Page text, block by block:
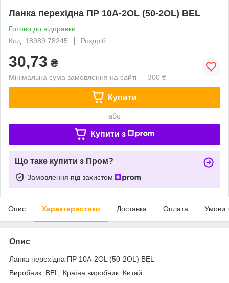
Ланка перехідна ПР 10A-2OL (50-2OL) BEL
Готово до відправки
Код: 18989.78245
Роздріб
30,73 ₴
Мінімальна сума замовлення на сайті — 300 ₴
Купити
або
Купити з
Що таке купити з Пром?
Замовлення під захистом
Опис Характеристики Доставка Оплата Умови
Опис
Ланка перехідна ПР 10A-2OL (50-2OL) BEL
Виробник: BEL; Країна виробник: Китай